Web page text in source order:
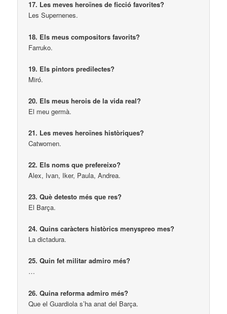
17. Les meves heroïnes de ficció favorites?
Les Supernenes.
18. Els meus compositors favorits?
Farruko.
19. Els pintors predilectes?
Miró.
20. Els meus herois de la vida real?
El meu germà.
21. Les meves heroïnes històriques?
Catwomen.
22. Els noms que prefereixo?
Alex, Ivan, Iker, Paula, Andrea.
23. Què detesto més que res?
El Barça.
24. Quins caràcters històrics menyspreo mes?
La dictadura.
25. Quin fet militar admiro més?
…
26. Quina reforma admiro més?
Que el Guardiola s’ha anat del Barça.